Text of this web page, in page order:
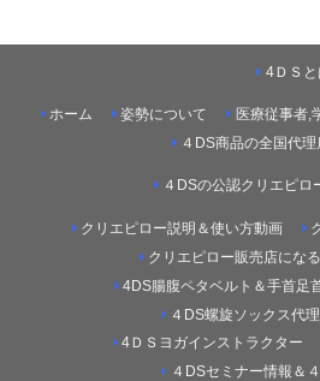
ホーム
4ＤＳと
姿勢について
医療従事者,
４DS商品の全国代理
４DSの公認クリエピロ
クリエピロー説明＆使い方動画
クリエピロー販売店にな
4DS腸腹ペタベルト＆手首足
４DS螺旋ソックス代
4ＤＳヨガインストラクタ
４DSセミナー情報＆